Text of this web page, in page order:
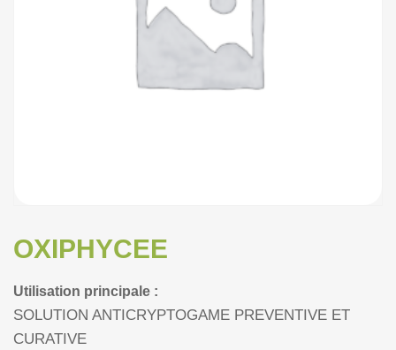
OXIPHYCEE
Utilisation principale :
SOLUTION ANTICRYPTOGAME PREVENTIVE ET
CURATIVE